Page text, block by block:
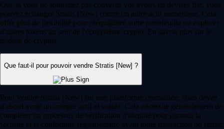
Oui, si vous ne souhaitez pas convertir vos avoirs en devises fiat, vous
pouvez échanger Stratis [New] contre un autre actif numérique. Cela
offre plus de flexibilité pour rééquilibrer votre portefeuille ou explorer
d'autres tokens au sein de l'écosystème crypto. En savoir plus sur le
trading de cryptos.
Que faut-il pour pouvoir vendre Stratis [New] ?
Pour vendre Stratis [New] sur une plateforme centralisée, vous devez
d'abord avoir un compte actif et validé. Cela nécessite généralement de
compléter un processus de vérification d'identité pour garantir la
sécurité et la conformité réglementaire avant toute transaction ou retrait.